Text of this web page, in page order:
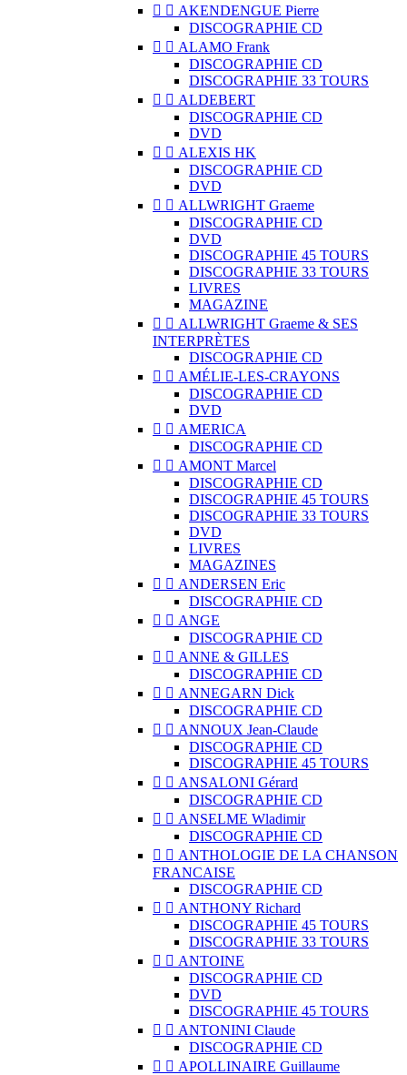
  AKENDENGUE Pierre
DISCOGRAPHIE CD
  ALAMO Frank
DISCOGRAPHIE CD
DISCOGRAPHIE 33 TOURS
  ALDEBERT
DISCOGRAPHIE CD
DVD
  ALEXIS HK
DISCOGRAPHIE CD
DVD
  ALLWRIGHT Graeme
DISCOGRAPHIE CD
DVD
DISCOGRAPHIE 45 TOURS
DISCOGRAPHIE 33 TOURS
LIVRES
MAGAZINE
  ALLWRIGHT Graeme & SES
INTERPRÈTES
DISCOGRAPHIE CD
  AMÉLIE-LES-CRAYONS
DISCOGRAPHIE CD
DVD
  AMERICA
DISCOGRAPHIE CD
  AMONT Marcel
DISCOGRAPHIE CD
DISCOGRAPHIE 45 TOURS
DISCOGRAPHIE 33 TOURS
DVD
LIVRES
MAGAZINES
  ANDERSEN Eric
DISCOGRAPHIE CD
  ANGE
DISCOGRAPHIE CD
  ANNE & GILLES
DISCOGRAPHIE CD
  ANNEGARN Dick
DISCOGRAPHIE CD
  ANNOUX Jean-Claude
DISCOGRAPHIE CD
DISCOGRAPHIE 45 TOURS
  ANSALONI Gérard
DISCOGRAPHIE CD
  ANSELME Wladimir
DISCOGRAPHIE CD
  ANTHOLOGIE DE LA CHANSON
FRANCAISE
DISCOGRAPHIE CD
  ANTHONY Richard
DISCOGRAPHIE 45 TOURS
DISCOGRAPHIE 33 TOURS
  ANTOINE
DISCOGRAPHIE CD
DVD
DISCOGRAPHIE 45 TOURS
  ANTONINI Claude
DISCOGRAPHIE CD
  APOLLINAIRE Guillaume